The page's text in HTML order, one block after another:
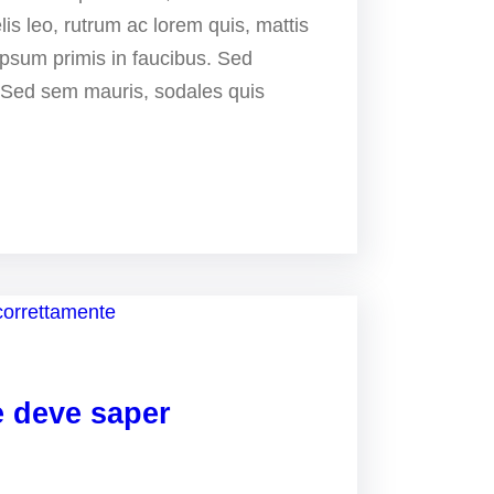
leo, rutrum ac lorem quis, mattis
primis in faucibus. Sed
sem mauris, sodales quis
saper